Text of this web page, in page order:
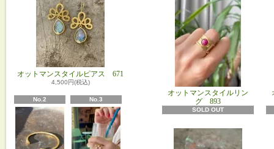
オットマンスタイルピアス 671
4,500円(税込)
No.2 No.3
オットマンスタイルリン
グ 893
SOLD OUT